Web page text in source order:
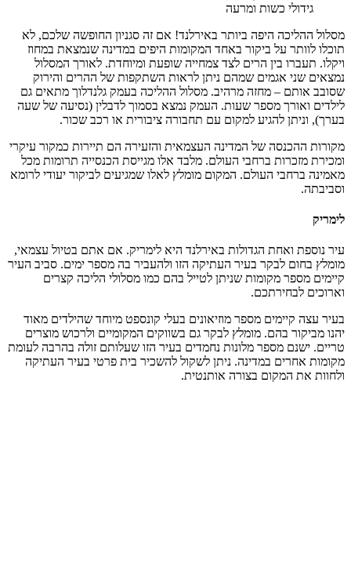
גידולי כשות ומרעה
מסלול ההליכה היפה ביותר באירלנד! אם זה סגניון החופשה שלכם, לא
תוכלו לוותר על ביקור באחד המקומות היפים במדינה שנמצאת במחוז
ויקלו. תעברו בין הרים לצד צמחייה שופעת ומיוחדת. לאורך המסלול
נמצאים שני אגמים שמהם ניתן לראות השתקפות של ההרים והירוק
שסובב אותם – מחזה מרהיב. מסלול ההליכה בעמק גלנדלוך מתאים גם
לילדים ואורך מספר שעות. העמק נמצא בסמוך לדבלין (נסיעה של שעה
בערך), וניתן להגיע למקום עם תחבורה ציבורית או רכב שכור.
מקורות ההכנסה של המדינה העצמאית והזעירה הם תיירות כמקור עיקרי
ומכירת מזכרות ברחבי העולם. מלבד אלו מגייסת הכנסייה תרומות מכל
מאמינה ברחבי העולם. המקום מומלץ לאלו שמגיעים לביקור יעודי לרומא
וסביבתה.
לימריק
עיר נוספת ואחת הגדולות באירלנד היא לימריק. אם אתם בטיול עצמאי,
מומלץ בחום לבקר בעיר העתיקה הזו ולהעביר בה מספר ימים. סביב העיר
קיימים מספר מקומות שניתן לטייל בהם כמו מסלולי הליכה קצרים
וארוכים לבחירתכם.
בעיר עצה קיימים מספר מוזיאונים בעלי קונספט מיוחד שהילדים מאוד
יהנו מביקור בהם. מומלץ לבקר גם בשווקים המקומיים ולרכוש מוצרים
טריים. ישנם מספר מלונות נחמדים בעיר הזו שעלותם זולה בהרבה לעומת
מקומות אחרים במדינה. ניתן לשקול להשכיר בית פרטי בעיר העתיקה
ולחוות את המקום בצורה אותנטית.